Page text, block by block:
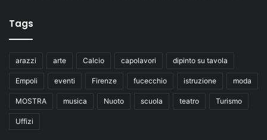
Tags
arazzi arte Calcio capolavori dipinto su tavola
Empoli eventi Firenze fucecchio istruzione moda
MOSTRA musica Nuoto scuola teatro Turismo
Uffizi